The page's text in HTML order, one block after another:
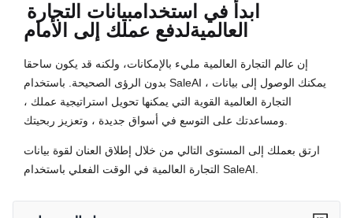
ابدأ في استخدامبيانات التجارة
العالميةلدفع عملك إلى الأمام
إن عالم التجارة العالمية مليء بالإمكانات، ولكنه قد يكون ساحقا
بدون الرؤى الصحيحة. باستخدام SaleAI ، يمكنك الوصول إلى بيانات
التجارة العالمية القوية التي يمكنها تحويل استراتيجية عملك ،
ومساعدتك على التوسع في أسواق جديدة ، وتعزيز ربحيتك.
ارتق بعملك إلى المستوى التالي من خلال إطلاق العنان لقوة بيانات
التجارة العالمية في الوقت الفعلي باستخدام SaleAI.